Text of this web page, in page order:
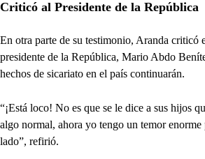
Criticó al Presidente de la República
En otra parte de su testimonio, Aranda criticó
presidente de la República, Mario Abdo
hechos de sicariato en el país continuarán.
“¡Está loco! No es que se le dice a sus hijos
algo normal, ahora yo tengo un temor enorme
lado”, refirió.